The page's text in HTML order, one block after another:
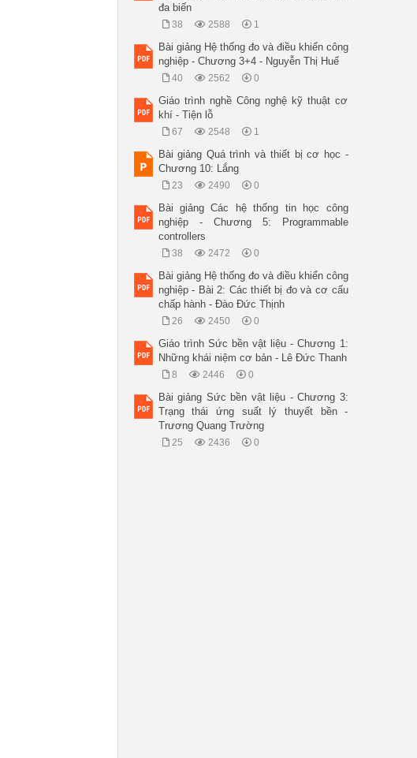
đa biến
38 2588 1
Bài giảng Hệ thống đo và điều khiển công
nghiệp - Chương 3+4 - Nguyễn Thị Huế
40 2562 0
Giáo trình nghề Công nghệ kỹ thuật cơ
khí - Tiện lỗ
67 2548 1
Bài giảng Quá trình và thiết bị cơ học -
Chương 10: Lắng
23 2490 0
Bài giảng Các hệ thống tin học công
nghiệp - Chương 5: Programmable
controllers
38 2472 0
Bài giảng Hệ thống đo và điều khiển công
nghiệp - Bài 2: Các thiết bị đo và cơ cấu
chấp hành - Đào Đức Thịnh
26 2450 0
Giáo trình Sức bền vật liệu - Chương 1:
Những khái niệm cơ bản - Lê Đức Thanh
8 2446 0
Bài giảng Sức bền vật liệu - Chương 3:
Trạng thái ứng suất lý thuyết bền -
Trương Quang Trường
25 2436 0